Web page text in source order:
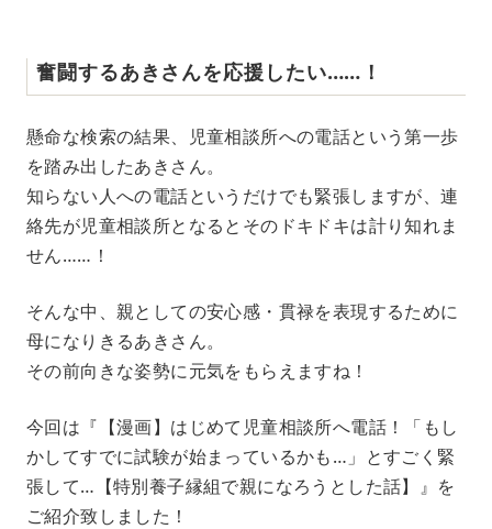
奮闘するあきさんを応援したい……！
懸命な検索の結果、児童相談所への電話という第一歩
を踏み出したあきさん。
知らない人への電話というだけでも緊張しますが、連
絡先が児童相談所となるとそのドキドキは計り知れま
せん……！
そんな中、親としての安心感・貫禄を表現するために
母になりきるあきさん。
その前向きな姿勢に元気をもらえますね！
今回は『【漫画】はじめて児童相談所へ電話！「もし
かしてすでに試験が始まっているかも…」とすごく緊
張して…【特別養子縁組で親になろうとした話】』を
ご紹介致しました！